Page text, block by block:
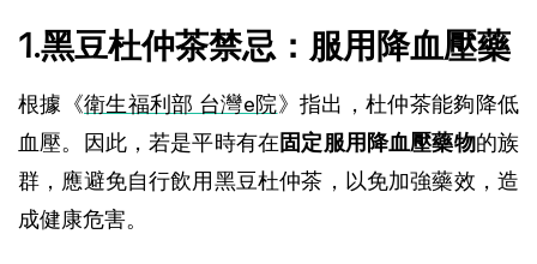
1.黑豆杜仲茶禁忌：服用降血壓藥
根據《衛生福利部 台灣e院》指出，杜仲茶能夠降低
血壓。因此，若是平時有在固定服用降血壓藥物的族
群，應避免自行飲用黑豆杜仲茶，以免加強藥效，造
成健康危害。